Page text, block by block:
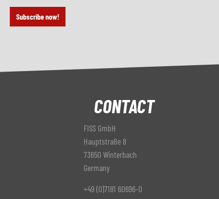
Subscribe now!
CONTACT
FISS GmbH
Hauptstraße 8
73650 Winterbach
Germany
+49 (0)7181 60696-0